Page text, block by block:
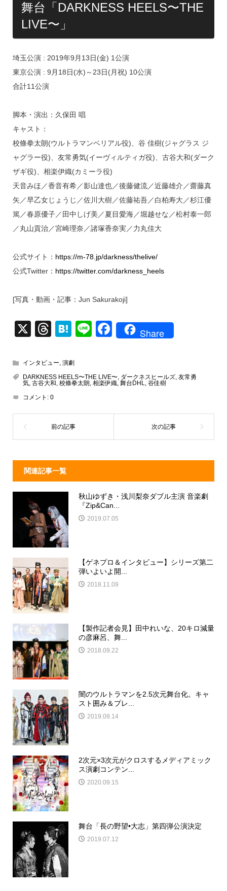
舞台「DARKNESS HEELS〜THE
LIVE〜」
埼玉公演 : 2019年9月13日(金) 1公演
東京公演 : 9月18日(水)～23日(月祝) 10公演
合計11公演
脚本・演出：久保田 唱
キャスト：
校條拳太朗(ウルトラマンベリアル役)、谷 佳樹(ジャグラス ジ
ャグラー役)、友常勇気(イーヴィルティガ役)、古谷大和(ダーク
ザギ役)、相楽伊織(カミーラ役)
天音みほ／香音有希／影山達也／後藤健流／近藤雄介／齋藤真
矢／早乙女じょうじ／佐川大樹／佐藤祐吾／白柏寿大／杉江優
篤／春原優子／田中しげ美／夏目愛海／堀越せな／松村泰一郎
／丸山貢治／宮崎理奈／諸塚香奈実／力丸佳大
公式サイト： https://m-78.jp/darkness/thelive/
公式Twitter： https://twitter.com/darkness_heels
[写真・動画・記事：Jun Sakurakoji]
X
T
e
a
d
s
H
e
n
Li
F
e
o
k
Share
インタビュー, 演劇
DARKNESS HEELS〜THE LIVE〜, ダークネスヒールズ, 友常勇
気, 古谷大和, 校條拳太朗, 相楽伊織, 舞台DHL, 谷佳樹
コメント: 0
関連記事一覧
秋山ゆずき・浅川梨奈ダブル主演 音楽劇
『Zip&Can...
2019.07.05
【ゲネプロ＆インタビュー】シリーズ第二
弾いよいよ開...
2018.11.09
【製作記者会見】田中れいな、20キロ減量
の彦麻呂、舞...
2018.09.22
闇のウルトラマンを2.5次元舞台化。キャ
スト囲み＆プレ...
2019.09.14
2次元×3次元がクロスするメディアミック
ス演劇コンテン...
2020.09.15
舞台「長の野望•大志」第四弾公演決定
2019.07.12